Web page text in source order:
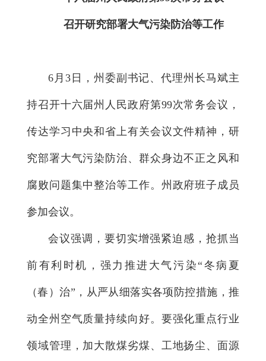
召开研究部署大气污染防治等工作
6月3日，州委副书记、代理州长马斌主
持召开十六届州人民政府第99次常务会议，
传达学习中央和省上有关会议文件精神，研
究部署大气污染防治、群众身边不正之风和
腐败问题集中整治等工作。州政府班子成员
参加会议。
会议强调，要切实增强紧迫感，抢抓当
前有利时机，强力推进大气污染“冬病夏
（春）治”，从严从细落实各项防控措施，推
动全州空气质量持续向好。要强化重点行业
领域管理，加大散煤劣煤、工地扬尘、面源